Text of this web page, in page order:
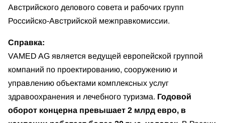
Австрийского делового совета и рабочих групп
Российско-Австрийской межправкомиссии.
Справка:
VAMED AG является ведущей европейской группой
компаний по проектированию, сооружению и
управлению объектами комплексных услуг
здравоохранения и лечебного туризма. Годовой
оборот концерна превышает 2 млрд евро, в